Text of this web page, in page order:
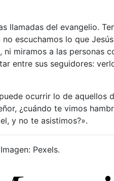
llamadas del evangelio.
escuchamos lo que
miramos a las personas
entre sus seguidores:
ocurrir lo de aquellos
¿cuándo te vimos
y no te asistimos?».
Pexels.